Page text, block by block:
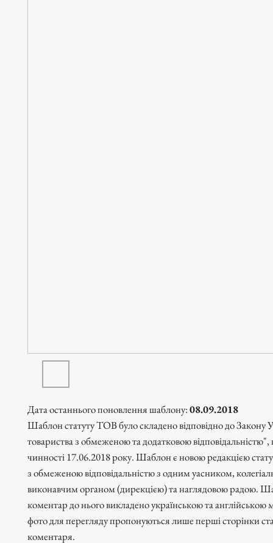
Дата останнього поновлення шаблону:08.09.2018
Шаблон статуту ТОВ було складено відповідно до Закону
товариства з обмеженою та додатковою
чинності 17.06.2018 року. Шаблон є новою редакцією
з обмеженою відповідальністю з одним уасником,
виконавчим органом (дирекцією) та наглядовою радою.
коментар до нього викладено українською та
фото для перегляду пропонуються лише перші сторінки
коментаря.